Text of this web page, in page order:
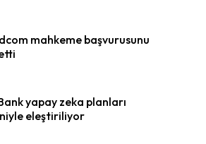
mahkeme başvurusunu
yapay zeka planları
eleştiriliyor